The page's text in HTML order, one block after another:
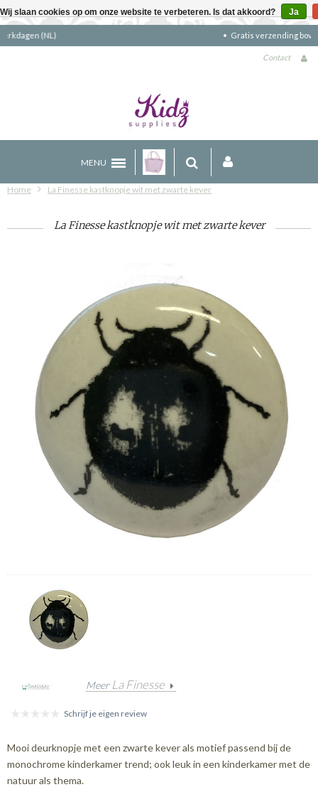
Gratis verzending boven €90 (NL)
Contact
MENU
Home La Finesse kastknopje wit met zwarte kever
La Finesse kastknopje wit met zwarte kever
Meer La Finesse
Schrijf je eigen review
Mooi deurknopje met een zwarte kever als motief passend bij de
monochrome kinderkamer trend; ook leuk in een kinderkamer met de
natuur als thema.
Wij slaan cookies op om onze website te verbeteren. Is dat akkoord? Ja